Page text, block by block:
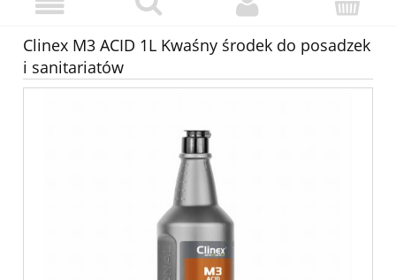
Clinex M3 ACID 1L Kwaśny środek do posadzek
i sanitariatów